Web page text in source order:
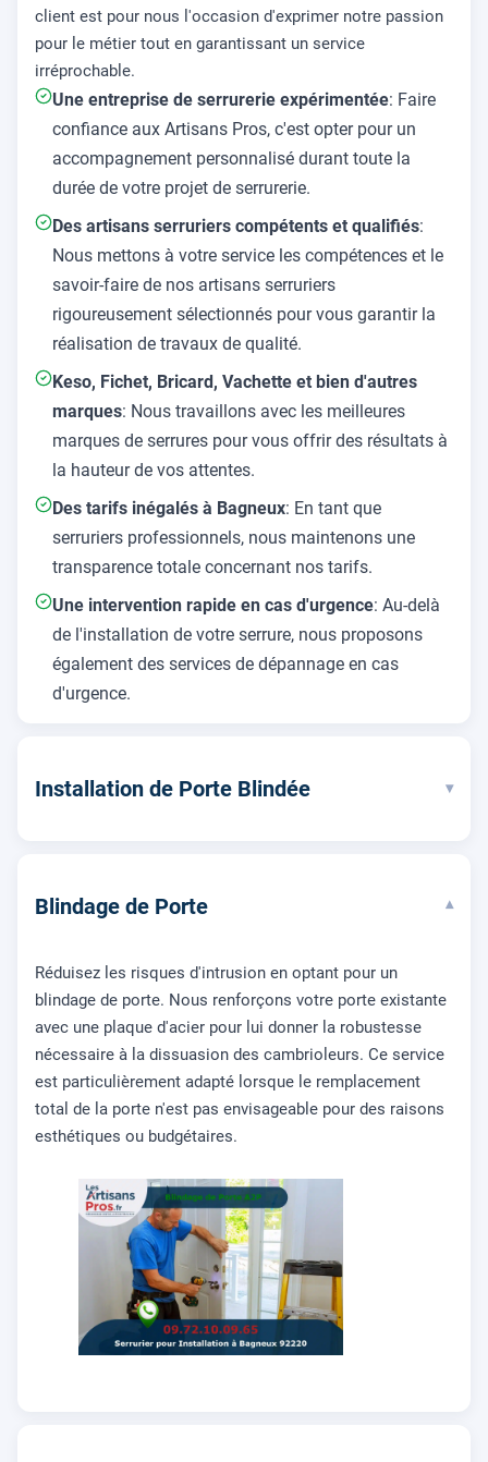
client est pour nous l'occasion d'exprimer notre passion
pour le métier tout en garantissant un service
irréprochable.
Une entreprise de serrurerie expérimentée: Faire
confiance aux Artisans Pros, c'est opter pour un
accompagnement personnalisé durant toute la
durée de votre projet de serrurerie.
Des artisans serruriers compétents et qualifiés:
Nous mettons à votre service les compétences et le
savoir-faire de nos artisans serruriers
rigoureusement sélectionnés pour vous garantir la
réalisation de travaux de qualité.
Keso, Fichet, Bricard, Vachette et bien d'autres
marques: Nous travaillons avec les meilleures
marques de serrures pour vous offrir des résultats à
la hauteur de vos attentes.
Des tarifs inégalés à Bagneux: En tant que
serruriers professionnels, nous maintenons une
transparence totale concernant nos tarifs.
Une intervention rapide en cas d'urgence: Au-delà
de l'installation de votre serrure, nous proposons
également des services de dépannage en cas
d'urgence.
Installation de Porte Blindée ▾
Blindage de Porte ▾
Réduisez les risques d'intrusion en optant pour un
blindage de porte. Nous renforçons votre porte existante
avec une plaque d'acier pour lui donner la robustesse
nécessaire à la dissuasion des cambrioleurs. Ce service
est particulièrement adapté lorsque le remplacement
total de la porte n'est pas envisageable pour des raisons
esthétiques ou budgétaires.